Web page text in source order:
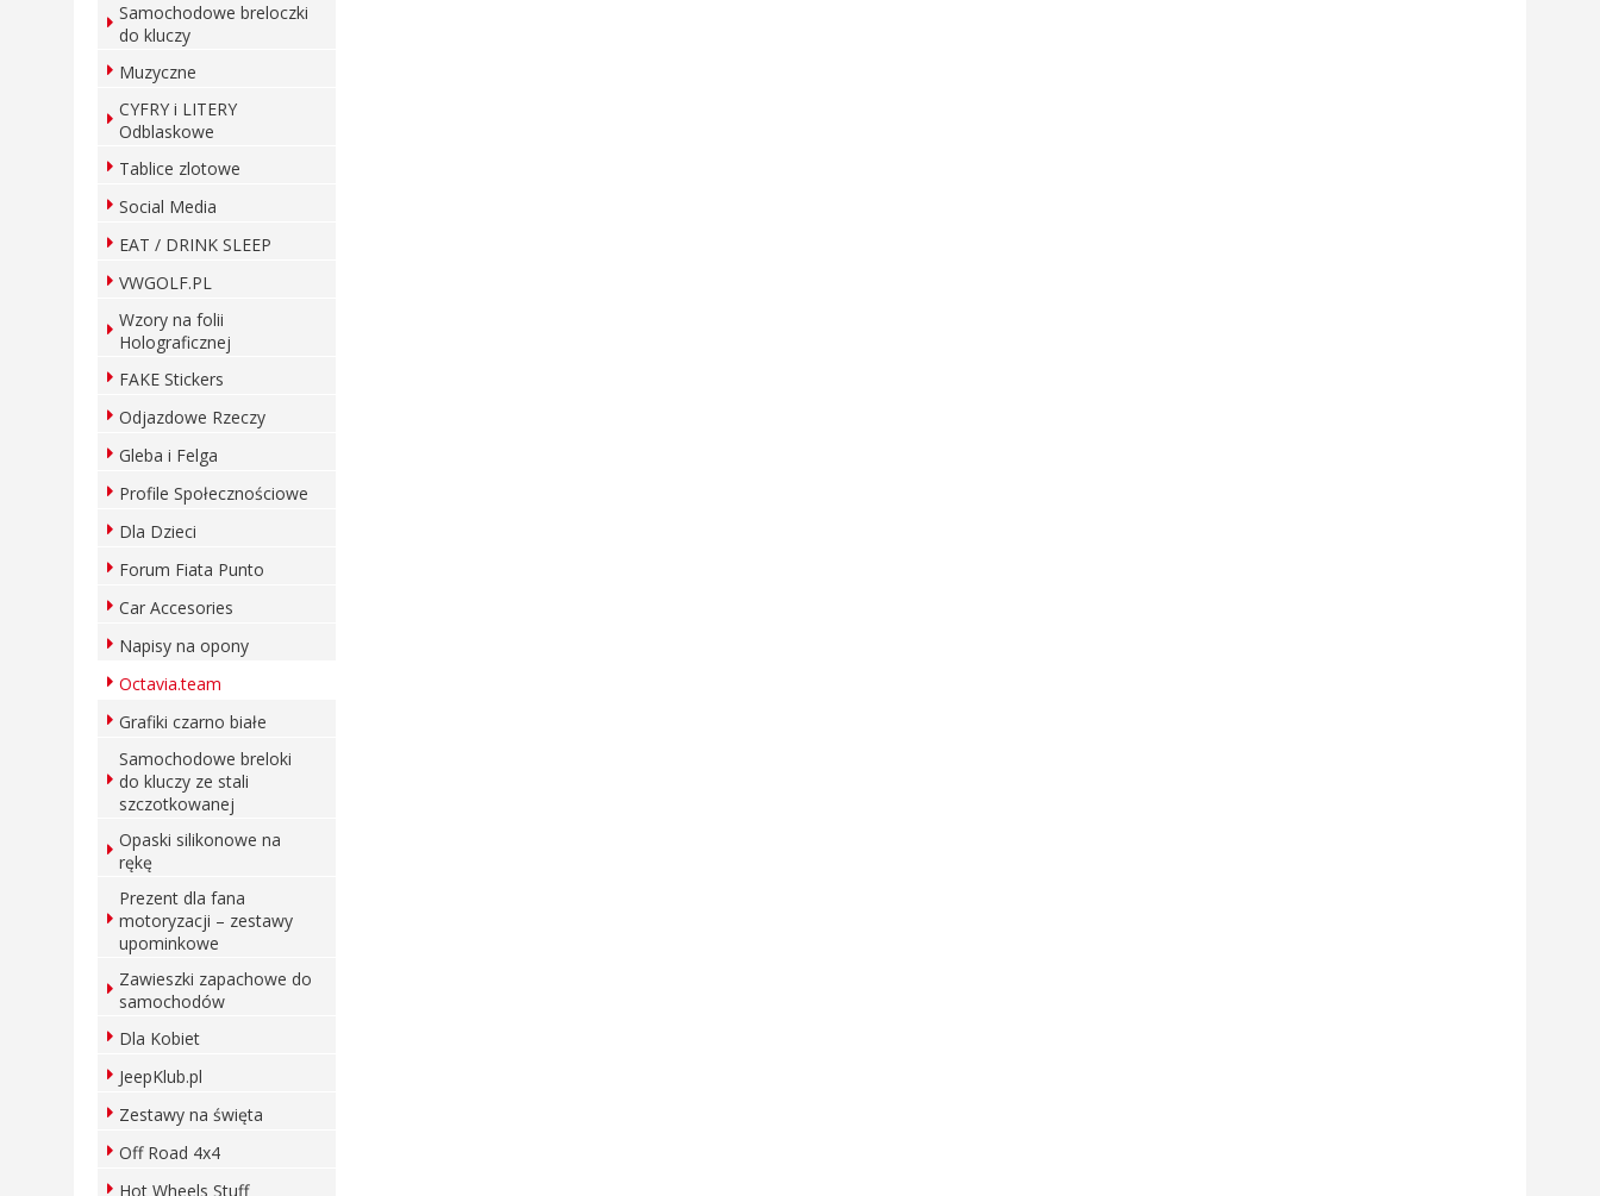
Samochodowe breloczki
do kluczy
Muzyczne
CYFRY i LITERY
Odblaskowe
Tablice zlotowe
Social Media
EAT / DRINK SLEEP
VWGOLF.PL
Wzory na folii
Holograficznej
FAKE Stickers
Odjazdowe Rzeczy
Gleba i Felga
Profile Społecznościowe
Dla Dzieci
Forum Fiata Punto
Car Accesories
Napisy na opony
Octavia.team
Grafiki czarno białe
Samochodowe breloki
do kluczy ze stali
szczotkowanej
Opaski silikonowe na
rękę
Prezent dla fana
motoryzacji – zestawy
upominkowe
Zawieszki zapachowe do
samochodów
Dla Kobiet
JeepKlub.pl
Zestawy na święta
Off Road 4x4
Hot Wheels Stuff